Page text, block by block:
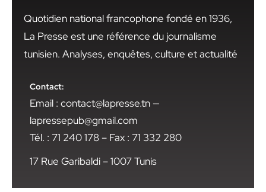
Quotidien national francophone fondé en 1936,
La Presse est une référence du journalisme
tunisien. Analyses, enquêtes, culture et actualité
Contact:
Email : contact@lapresse.tn —
lapressepub@gmail.com
Tél. : 71 240 178 – Fax : 71 332 280
17 Rue Garibaldi – 1007 Tunis